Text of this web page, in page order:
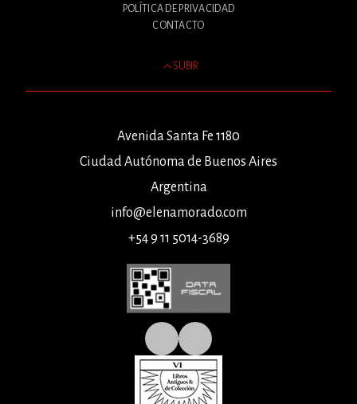
POLÍTICA DE PRIVACIDAD
CONTACTO
SUBIR
Avenida Santa Fe 1180
Ciudad Autónoma de Buenos Aires
Argentina
info@elenamorado.com
+54 9 11 5014-3689